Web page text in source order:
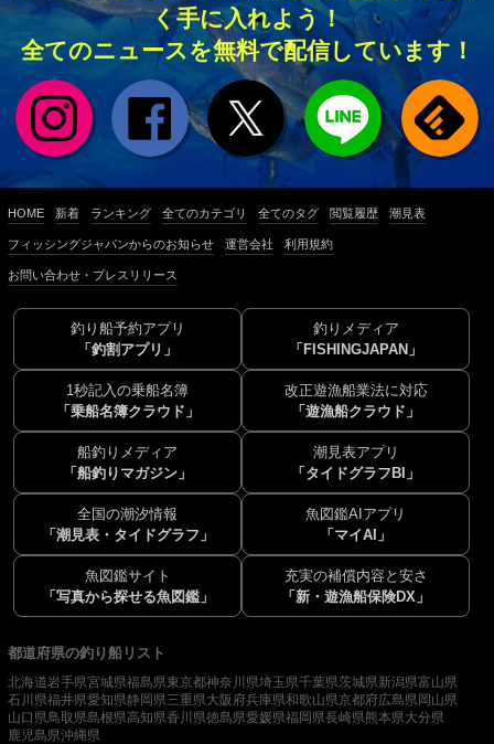
く手に入れよう！
全てのニュースを無料で配信しています！
HOME 新着 ランキング 全てのカテゴリ 全てのタグ 閲覧履歴 潮見表
フィッシングジャパンからのお知らせ 運営会社 利用規約
お問い合わせ・プレスリリース
釣り船予約アプリ
「釣割アプリ」
釣りメディア
「FISHINGJAPAN」
1秒記入の乗船名簿
「乗船名簿クラウド」
改正遊漁船業法に対応
「遊漁船クラウド」
船釣りメディア
「船釣りマガジン」
潮見表アプリ
「タイドグラフBI」
全国の潮汐情報
「潮見表・タイドグラフ」
魚図鑑AIアプリ
「マイAI」
魚図鑑サイト
「写真から探せる魚図鑑」
充実の補償内容と安さ
「新・遊漁船保険DX」
都道府県の釣り船リスト
北海道岩手県宮城県福島県東京都神奈川県埼玉県千葉県茨城県新潟県富山県
石川県福井県愛知県静岡県三重県大阪府兵庫県和歌山県京都府広島県岡山県
山口県鳥取県島根県高知県香川県徳島県愛媛県福岡県長崎県熊本県大分県
鹿児島県沖縄県